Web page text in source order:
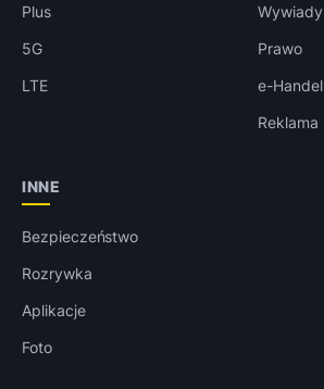
Plus
5G
LTE
Wywiady
Prawo
e-Handel
Reklama
INNE
Bezpieczeństwo
Rozrywka
Aplikacje
Foto